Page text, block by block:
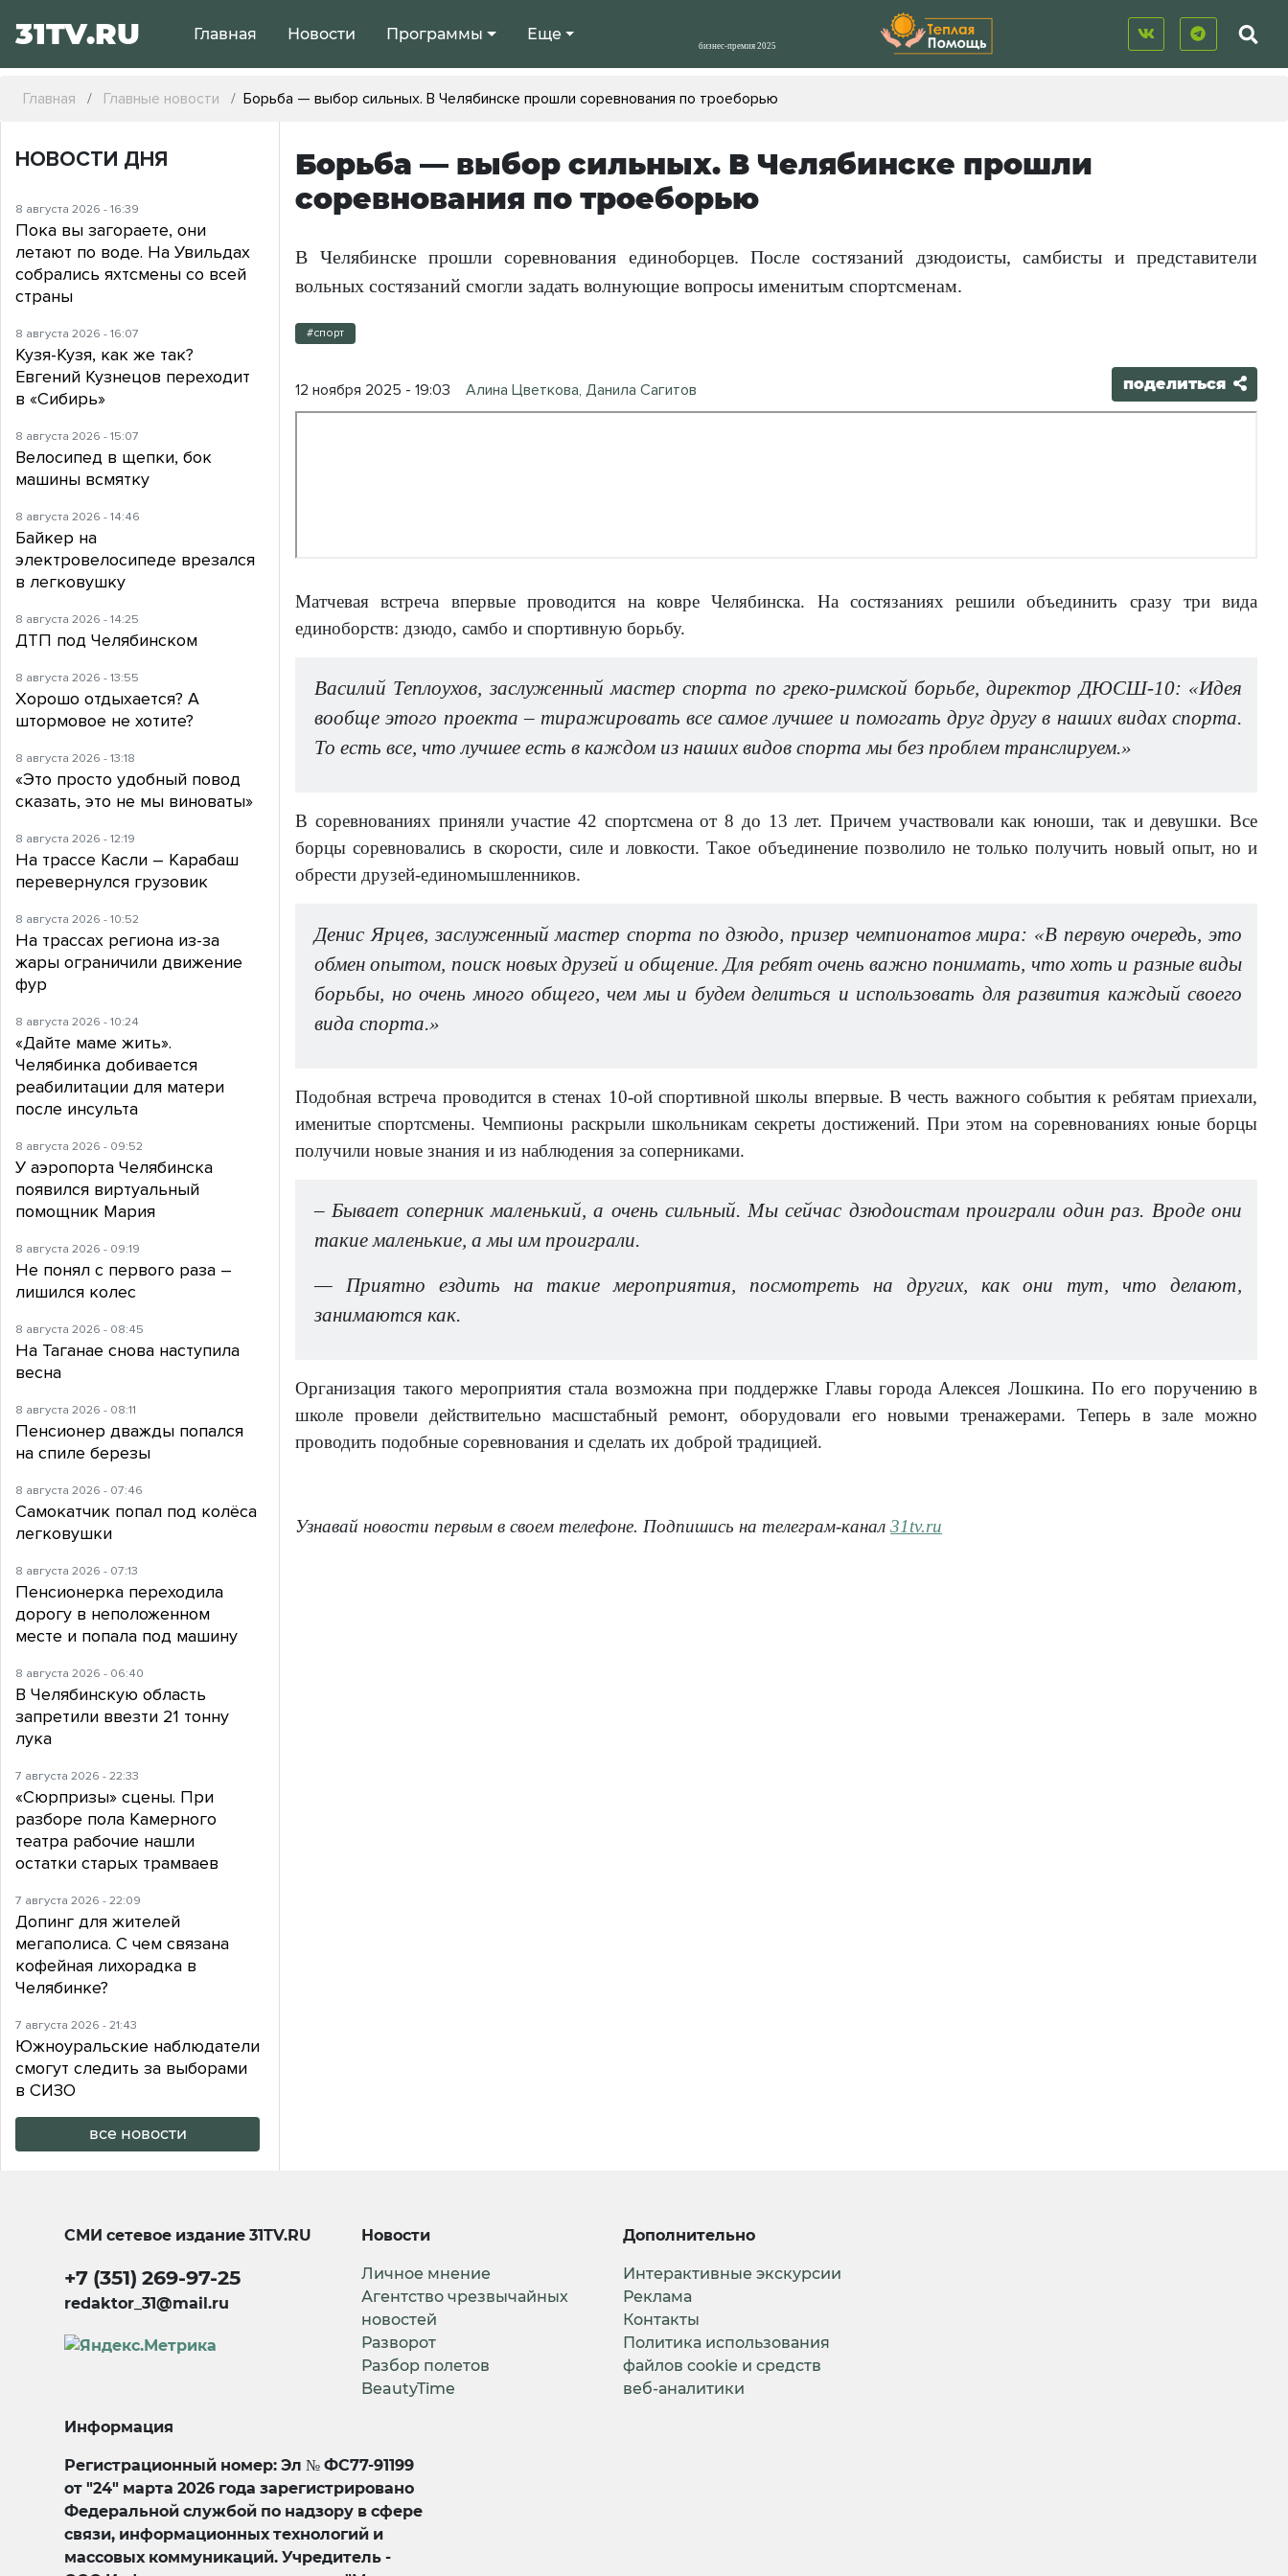
31TV.RU Главная Новости Программы Еще
Главная Главные новости Борьба — выбор сильных. В Челябинске прошли соревнования по троеборью
Борьба — выбор сильных. В Челябинске прошли
соревнования по троеборью
В Челябинске прошли соревнования единоборцев. После состязаний дзюдоисты, самбисты и представители
вольных состязаний смогли задать волнующие вопросы именитым спортсменам.
#спорт
12 ноября 2025 - 19:03 Алина Цветкова, Данила Сагитов поделиться
Матчевая встреча впервые проводится на ковре Челябинска. На состязаниях решили объединить сразу три вида
единоборств: дзюдо, самбо и спортивную борьбу.
Василий Теплоухов, заслуженный мастер спорта по греко-римской борьбе, директор ДЮСШ-10: «Идея
вообще этого проекта – тиражировать все самое лучшее и помогать друг другу в наших видах спорта.
То есть все, что лучшее есть в каждом из наших видов спорта мы без проблем транслируем.»
В соревнованиях приняли участие 42 спортсмена от 8 до 13 лет. Причем участвовали как юноши, так и девушки. Все
борцы соревновались в скорости, силе и ловкости. Такое объединение позволило не только получить новый опыт, но и
обрести друзей-единомышленников.
Денис Ярцев, заслуженный мастер спорта по дзюдо, призер чемпионатов мира: «В первую очередь, это
обмен опытом, поиск новых друзей и общение. Для ребят очень важно понимать, что хоть и разные виды
борьбы, но очень много общего, чем мы и будем делиться и использовать для развития каждый своего
вида спорта.»
Подобная встреча проводится в стенах 10-ой спортивной школы впервые. В честь важного события к ребятам приехали,
именитые спортсмены. Чемпионы раскрыли школьникам секреты достижений. При этом на соревнованиях юные борцы
получили новые знания и из наблюдения за соперниками.
– Бывает соперник маленький, а очень сильный. Мы сейчас дзюдоистам проиграли один раз. Вроде они
такие маленькие, а мы им проиграли.
— Приятно ездить на такие мероприятия, посмотреть на других, как они тут, что делают,
занимаются как.
Организация такого мероприятия стала возможна при поддержке Главы города Алексея Лошкина. По его поручению в
школе провели действительно масшстабный ремонт, оборудовали его новыми тренажерами. Теперь в зале можно
проводить подобные соревнования и сделать их доброй традицией.
Узнавай новости первым в своем телефоне. Подпишись на телеграм-канал31tv.ru
НОВОСТИ ДНЯ
8 августа 2026 - 16:39
Пока вы загораете, они
летают по воде. На Увильдах
собрались яхтсмены со всей
страны
8 августа 2026 - 16:07
Кузя-Кузя, как же так?
Евгений Кузнецов переходит
в «Сибирь»
8 августа 2026 - 15:07
Велосипед в щепки, бок
машины всмятку
8 августа 2026 - 14:46
Байкер на
электровелосипеде врезался
в легковушку
8 августа 2026 - 14:25
ДТП под Челябинском
8 августа 2026 - 13:55
Хорошо отдыхается? А
штормовое не хотите?
8 августа 2026 - 13:18
«Это просто удобный повод
сказать, это не мы виноваты»
8 августа 2026 - 12:19
На трассе Касли – Карабаш
перевернулся грузовик
8 августа 2026 - 10:52
На трассах региона из-за
жары ограничили движение
фур
8 августа 2026 - 10:24
«Дайте маме жить».
Челябинка добивается
реабилитации для матери
после инсульта
8 августа 2026 - 09:52
У аэропорта Челябинска
появился виртуальный
помощник Мария
8 августа 2026 - 09:19
Не понял с первого раза –
лишился колес
8 августа 2026 - 08:45
На Таганае снова наступила
весна
8 августа 2026 - 08:11
Пенсионер дважды попался
на спиле березы
8 августа 2026 - 07:46
Самокатчик попал под колёса
легковушки
8 августа 2026 - 07:13
Пенсионерка переходила
дорогу в неположенном
месте и попала под машину
8 августа 2026 - 06:40
В Челябинскую область
запретили ввезти 21 тонну
лука
7 августа 2026 - 22:33
«Сюрпризы» сцены. При
разборе пола Камерного
театра рабочие нашли
остатки старых трамваев
7 августа 2026 - 22:09
Допинг для жителей
мегаполиса. С чем связана
кофейная лихорадка в
Челябинке?
7 августа 2026 - 21:43
Южноуральские наблюдатели
смогут следить за выборами
в СИЗО
все новости
СМИ сетевое издание31TV.RU
+7 (351) 269-97-25
redaktor_31@mail.ru
Новости
Личное мнение
Агентство чрезвычайных
новостей
Разворот
Разбор полетов
BeautyTime
Дополнительно
Интерактивные экскурсии
Реклама
Контакты
Политика использования
файлов cookie и средств
веб-аналитики
Информация
Регистрационный номер: Эл № ФС77-91199
от "24" марта 2026 года зарегистрировано
Федеральной службой по надзору в сфере
связи, информационных технологий и
массовых коммуникаций. Учредитель -